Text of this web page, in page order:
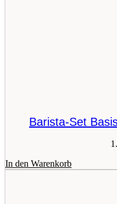
Barista-Set
In den Warenkorb